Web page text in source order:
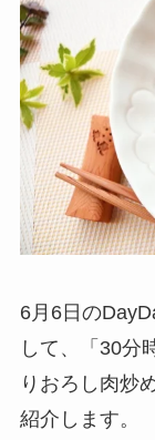
6月6日の
して、「30分
りおろし肉炒
紹介します。